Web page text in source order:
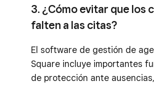
3. ¿Cómo evitar que los
falten a las citas?
El software de gestión de
Square incluye importantes
de protección ante